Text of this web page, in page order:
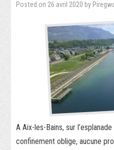
PHP
RÉALISATIONS
PIXEL-ART
TORRENT
JEUX VIDÉO
Posted on 26 avril 2020 by
A Aix-les-Bains, sur
confinement oblige, aucune